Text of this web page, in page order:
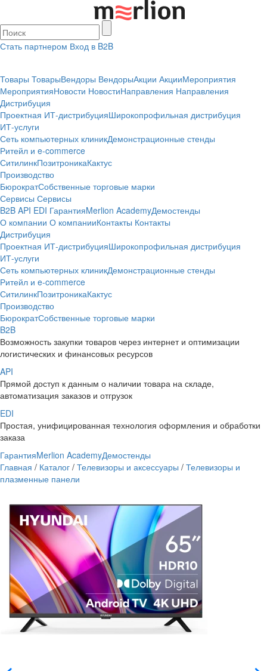
Стать партнером Вход в B2B
Товары ТоварыВендоры ВендорыАкции АкцииМероприятия
МероприятияНовости НовостиНаправления Направления
Дистрибуция
Проектная ИТ-дистрибуцияШирокопрофильная дистрибуция
ИТ-услуги
Сеть компьютерных клиникДемонстрационные стенды
Ритейл и e-commerce
СитилинкПозитроникаКактус
Производство
БюрократСобственные торговые марки
Сервисы Сервисы
B2B API EDI ГарантияMerlion AcademyДемостенды
О компании О компанииКонтакты Контакты
Дистрибуция
Проектная ИТ-дистрибуцияШирокопрофильная дистрибуция
ИТ-услуги
Сеть компьютерных клиникДемонстрационные стенды
Ритейл и e-commerce
СитилинкПозитроникаКактус
Производство
БюрократСобственные торговые марки
B2B
Возможность закупки товаров через интернет и оптимизации
логистических и финансовых ресурсов
API
Прямой доступ к данным о наличии товара на складе,
автоматизация заказов и отгрузок
EDI
Простая, унифицированная технология оформления и обработки
заказа
ГарантияMerlion AcademyДемостенды
Главная / Каталог / Телевизоры и аксессуары / Телевизоры и
плазменные панели